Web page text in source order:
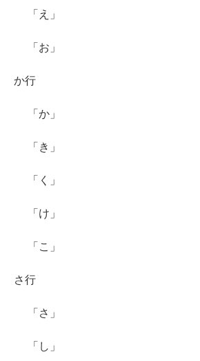
「え」
「お」
か行
「か」
「き」
「く」
「け」
「こ」
さ行
「さ」
「し」